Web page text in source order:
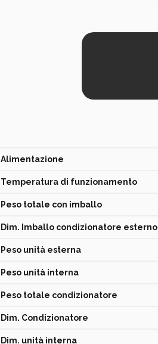
Alimentazione
Temperatura di funzionamento
Peso totale con imballo
Dim. Imballo condizionatore esterno
Peso unità esterna
Peso unità interna
Peso totale condizionatore
Dim. Condizionatore
Dim. unità interna